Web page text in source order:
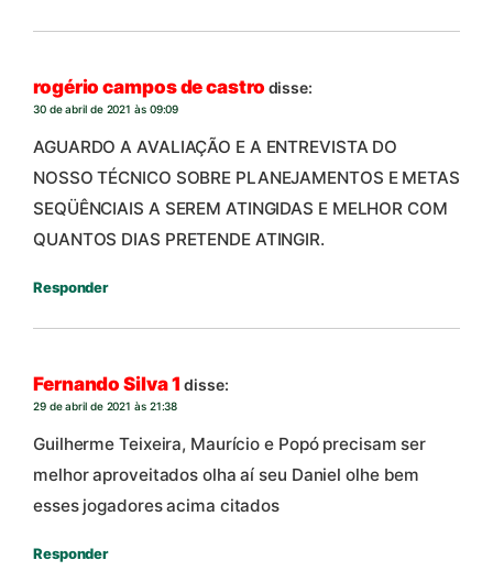
rogério campos de castro disse:
30 de abril de 2021 às 09:09
AGUARDO A AVALIAÇÃO E A ENTREVISTA DO
NOSSO TÉCNICO SOBRE PLANEJAMENTOS E METAS
SEQÜÊNCIAIS A SEREM ATINGIDAS E MELHOR COM
QUANTOS DIAS PRETENDE ATINGIR.
Responder
Fernando Silva 1 disse:
29 de abril de 2021 às 21:38
Guilherme Teixeira, Maurício e Popó precisam ser
melhor aproveitados olha aí seu Daniel olhe bem
esses jogadores acima citados
Responder